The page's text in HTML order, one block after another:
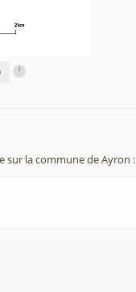
i
sur la commune de Ayron :